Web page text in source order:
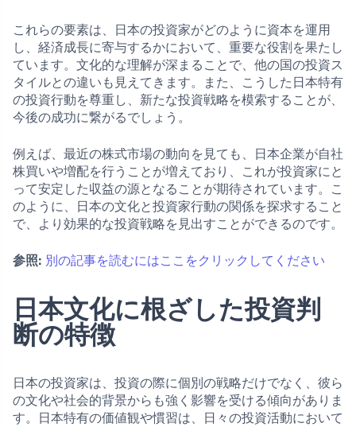
これらの要素は、日本の投資家がどのように資本を運用
し、経済成長に寄与するかにおいて、重要な役割を果たし
ています。文化的な理解が深まることで、他の国の投資ス
タイルとの違いも見えてきます。また、こうした日本特有
の投資行動を尊重し、新たな投資戦略を模索することが、
今後の成功に繋がるでしょう。
例えば、最近の株式市場の動向を見ても、日本企業が自社
株買いや増配を行うことが増えており、これが投資家にと
って安定した収益の源となることが期待されています。こ
のように、日本の文化と投資家行動の関係を探求すること
で、より効果的な投資戦略を見出すことができるのです。
参照: 別の記事を読むにはここをクリックしてください
日本文化に根ざした投資判
断の特徴
日本の投資家は、投資の際に個別の戦略だけでなく、彼ら
の文化や社会的背景からも強く影響を受ける傾向がありま
す。日本特有の価値観や慣習は、日々の投資活動において